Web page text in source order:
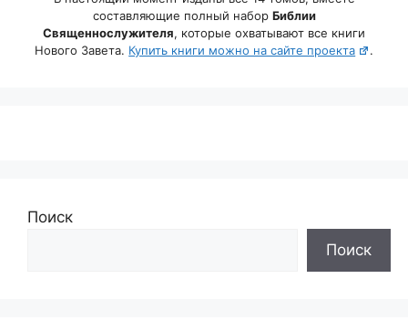
составляющие полный набор Библии
Священнослужителя, которые охватывают все книги
Нового Завета. Купить книги можно на сайте проекта .
Поиск
Поиск